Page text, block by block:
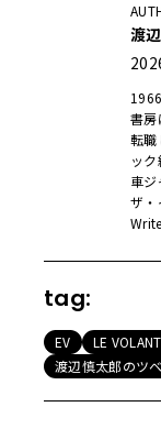
渡
書房
転職
ッ
車
ザ
tag:
EV LE
渡辺慎太郎のツ